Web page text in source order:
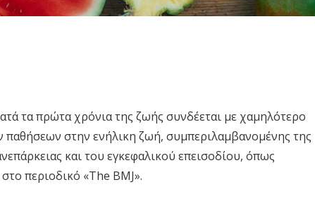
τα πρώτα χρόνια της ζωής συνδέεται με χαμηλότερο
στην ενήλικη ζωή, συμπεριλαμβανομένης της
και του εγκεφαλικού επεισοδίου, όπως
περιοδικό «The BMJ».